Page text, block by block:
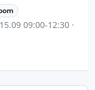
09:00-12:30 ·